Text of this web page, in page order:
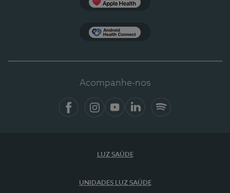
Acompanhe-nos
LUZ SAÚDE
UNIDADES LUZ SAÚDE